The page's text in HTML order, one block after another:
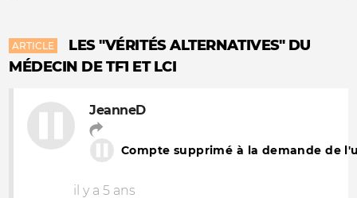
ARTICLE
LES "VÉRITÉS ALTERNATIVES" DU
MÉDECIN DE TF1 ET LCI
JeanneD
Compte supprimé à la demande de
il y a 5 ans